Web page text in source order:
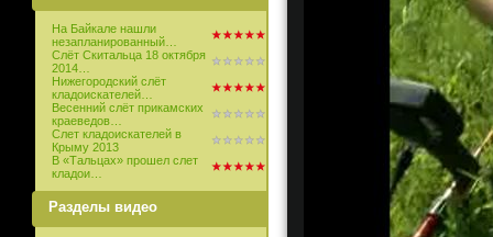
На Байкале нашли
незапланированный…
Слёт Скитальца 18 октября
2014…
Нижегородский слёт
кладоискателей…
Весенний слёт прикамских
краеведов…
Слет кладоискателей в
Крыму 2013
В «Тальцах» прошел слет
кладои…
Разделы видео